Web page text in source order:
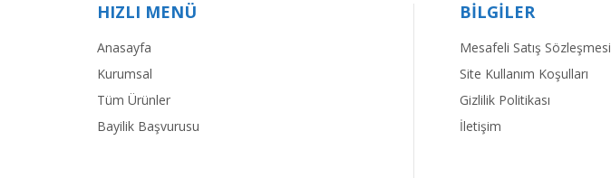
HIZLI MENÜ
Anasayfa
Kurumsal
Tüm Ürünler
Bayilik Başvurusu
BİLGİLER
Mesafeli Satış Sözleşmesi
Site Kullanım Koşulları
Gizlilik Politikası
İletişim